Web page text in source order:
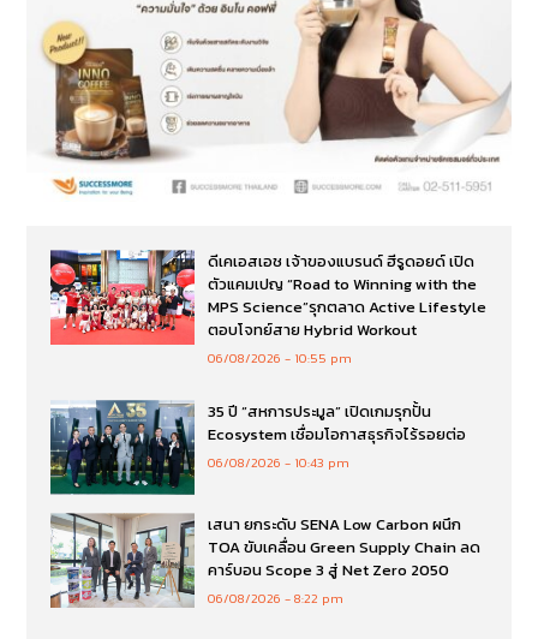
ดีเคเอสเอช เจ้าของแบรนด์ ฮีรูดอยด์ เปิด
ตัวแคมเปญ “Road to Winning with the
MPS Science”รุกตลาด Active Lifestyle
ตอบโจทย์สาย Hybrid Workout
06/08/2026 10:55 pm
35 ปี “สหการประมูล” เปิดเกมรุกปั้น
Ecosystem เชื่อมโอกาสธุรกิจไร้รอยต่อ
06/08/2026 10:43 pm
เสนา ยกระดับ SENA Low Carbon ผนึก
TOA ขับเคลื่อน Green Supply Chain ลด
คาร์บอน Scope 3 สู่ Net Zero 2050
06/08/2026 8:22 pm